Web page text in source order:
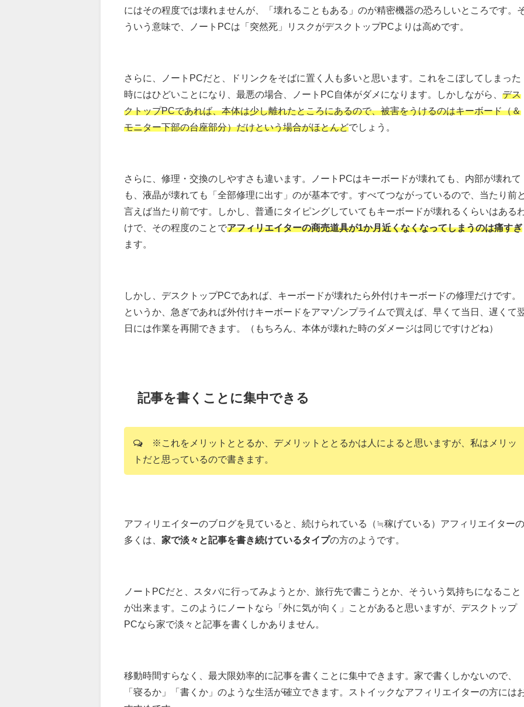
にはその程度では壊れませんが、「壊れることもある」のが精密機器の恐ろしいところです。
ういう意味で、ノートPCは「突然死」リスクがデスクトップPCよりは高めです。
さらに、ノートPCだと、ドリンクをそばに置く人も多いと思います。これをこぼしてしまった
時にはひどいことになり、最悪の場合、ノートPC自体がダメになります。しかしながら、デス
クトップPCであれば、本体は少し離れたところにあるので、被害をうけるのはキーボード（＆
モニター下部の台座部分）だけという場合がほとんどでしょう。
さらに、修理・交換のしやすさも違います。ノートPCはキーボードが壊れても、内部が壊れて
も、液晶が壊れても「全部修理に出す」のが基本です。すべてつながっているので、当たり前
言えば当たり前です。しかし、普通にタイピングしていてもキーボードが壊れるくらいはある
けで、その程度のことでアフィリエイターの商売道具が1か月近くなくなってしまうのは痛すぎ
ます。
しかし、デスクトップPCであれば、キーボードが壊れたら外付けキーボードの修理だけです。
というか、急ぎであれば外付けキーボードをアマゾンプライムで買えば、早くて当日、遅くて
日には作業を再開できます。（もちろん、本体が壊れた時のダメージは同じですけどね）
記事を書くことに集中できる
※これをメリットととるか、デメリットととるかは人によると思いますが、私はメリッ
トだと思っているので書きます。
アフィリエイターのブログを見ていると、続けられている（≒稼げている）アフィリエイター
多くは、家で淡々と記事を書き続けているタイプの方のようです。
ノートPCだと、スタバに行ってみようとか、旅行先で書こうとか、そういう気持ちになること
が出来ます。このようにノートなら「外に気が向く」ことがあると思いますが、デスクトップ
PCなら家で淡々と記事を書くしかありません。
移動時間すらなく、最大限効率的に記事を書くことに集中できます。家で書くしかないので、
「寝るか」「書くか」のような生活が確立できます。ストイックなアフィリエイターの方には